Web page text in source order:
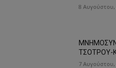
8 Αυγούστου,
ΤΣΟΤΡΟΥ-
7 Αυγούστου,